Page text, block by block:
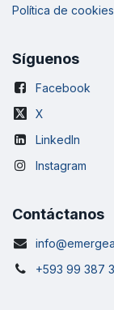
Política de cookies
Síguenos
Facebook
X
LinkedIn
Instagram
Contáctanos
+593 99 387